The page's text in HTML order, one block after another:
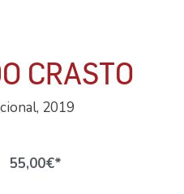
CRASTO
2019
55,00€*